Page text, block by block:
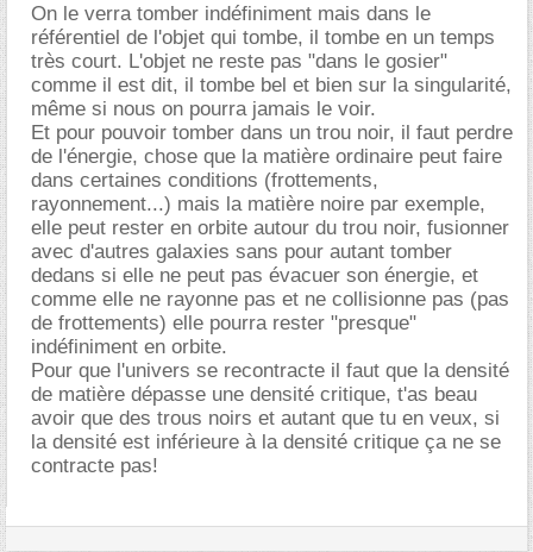
On le verra tomber indéfiniment mais dans le
référentiel de l'objet qui tombe, il tombe en un temps
très court. L'objet ne reste pas "dans le gosier"
comme il est dit, il tombe bel et bien sur la singularité,
même si nous on pourra jamais le voir.
Et pour pouvoir tomber dans un trou noir, il faut perdre
de l'énergie, chose que la matière ordinaire peut faire
dans certaines conditions (frottements,
rayonnement...) mais la matière noire par exemple,
elle peut rester en orbite autour du trou noir, fusionner
avec d'autres galaxies sans pour autant tomber
dedans si elle ne peut pas évacuer son énergie, et
comme elle ne rayonne pas et ne collisionne pas (pas
de frottements) elle pourra rester "presque"
indéfiniment en orbite.
Pour que l'univers se recontracte il faut que la densité
de matière dépasse une densité critique, t'as beau
avoir que des trous noirs et autant que tu en veux, si
la densité est inférieure à la densité critique ça ne se
contracte pas!